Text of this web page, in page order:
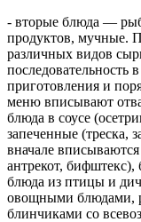
- вторые блюда —
продуктов, мучные.
различных видов
последовательность
приготовления и
меню вписывают
блюда в соусе
запеченные (треска,
вначале
антрекот, бифштекс),
блюда из птицы и
овощными блюдами,
блинчиками со